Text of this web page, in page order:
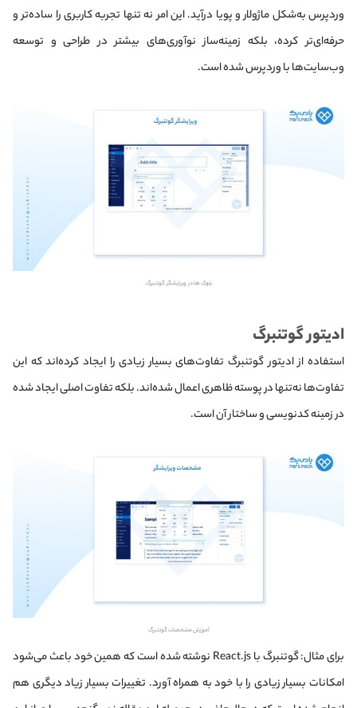
وردپرس به‌شکل ماژولار و پویا درآید. این امر نه تنها تجربه کاربری را ساده‌تر و
حرفه‌ای‌تر کرده، بلکه زمینه‌ساز نوآوری‌های بیشتر در طراحی و توسعه
وب‌سایت‌ها با وردپرس شده است.
بلوک ها در ویرایشگر گوتنبرگ
ادیتور گوتنبرگ
استفاده از ادیتور گوتنبرگتفاوت‌های بسیار زیادی را ایجاد کرده‌اند که این
تفاوت‌ها نه‌تنها در پوسته ظاهری اعمال شده‌اند. بلکه تفاوت اصلی ایجاد شده
در زمینه کدنویسی و ساختار آن است.
آموزش مشخصات گوتنبرگ
برای مثال: گوتنبرگ با React.js نوشته شده است که همین خود باعث می‌شود
امکانات بسیار زیادی را با خود به همراه آورد. تغییرات بسیار زیاد دیگری هم